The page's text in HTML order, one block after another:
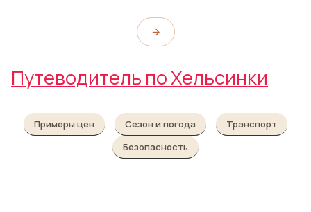
→
Путеводитель по Хельсинки
Примеры цен Сезон и погода
Транспорт
Безопасность